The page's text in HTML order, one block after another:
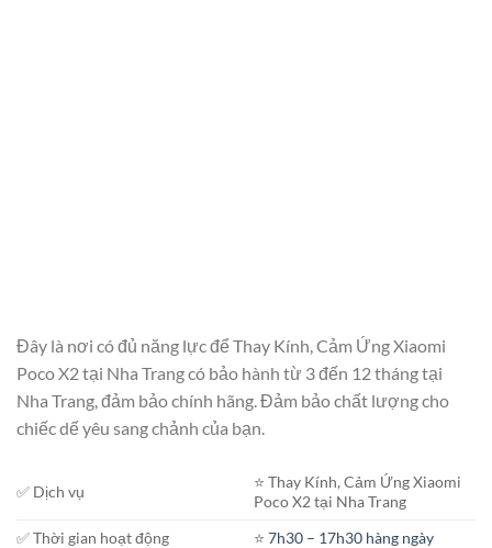
Đây là nơi có đủ năng lực để Thay Kính, Cảm Ứng Xiaomi
Poco X2 tại Nha Trang có bảo hành từ 3 đến 12 tháng tại
Nha Trang, đảm bảo chính hãng. Đảm bảo chất lượng cho
chiếc dế yêu sang chảnh của bạn.
✅ Dịch vụ
⭐️ Thay Kính, Cảm Ứng Xiaomi
Poco X2 tại Nha Trang
✅ Thời gian hoạt động
⭐️7h30 – 17h30 hàng ngày